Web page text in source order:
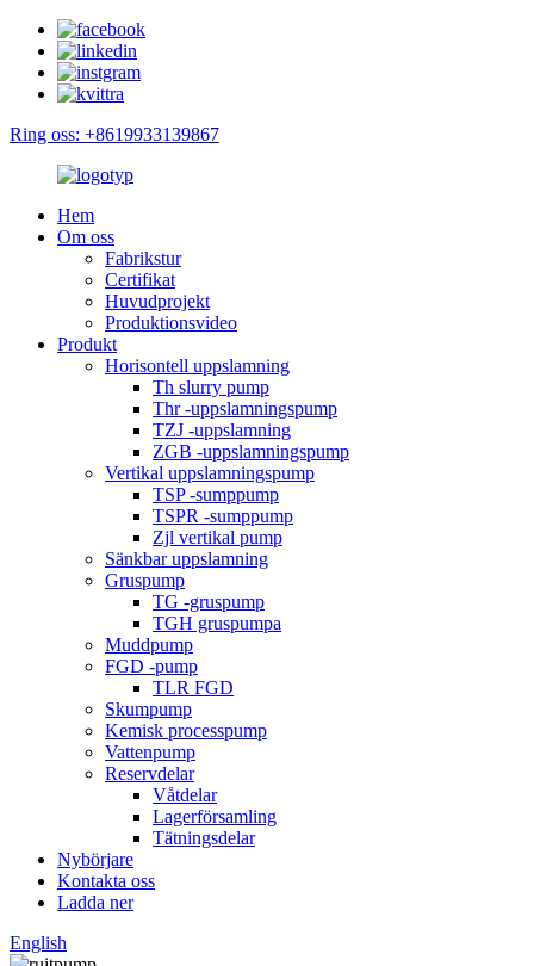
Ring oss: +8619933139867
Hem
Om oss
Fabrikstur
Certifikat
Huvudprojekt
Produktionsvideo
Produkt
Horisontell uppslamning
Th slurry pump
Thr -uppslamningspump
TZJ -uppslamning
ZGB -uppslamningspump
Vertikal uppslamningspump
TSP -sumppump
TSPR -sumppump
Zjl vertikal pump
Sänkbar uppslamning
Gruspump
TG -gruspump
TGH gruspumpa
Muddpump
FGD -pump
TLR FGD
Skumpump
Kemisk processpump
Vattenpump
Reservdelar
Våtdelar
Lagerförsamling
Tätningsdelar
Nybörjare
Kontakta oss
Ladda ner
English